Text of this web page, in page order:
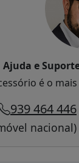
Ajuda e
é o
939 464 446
nacional)